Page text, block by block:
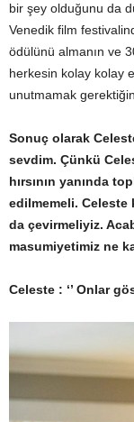
bir şey olduğunu da
Venedik film
ödülünü almanın ve
herkesin kolay kolay
unutmamak
Sonuç olarak
sevdim. Çünkü
hırsının yanında
edilmemeli. Celeste
da çevirmeliyiz.
masumiyetimiz ne
Celeste : ‘’ Onlar